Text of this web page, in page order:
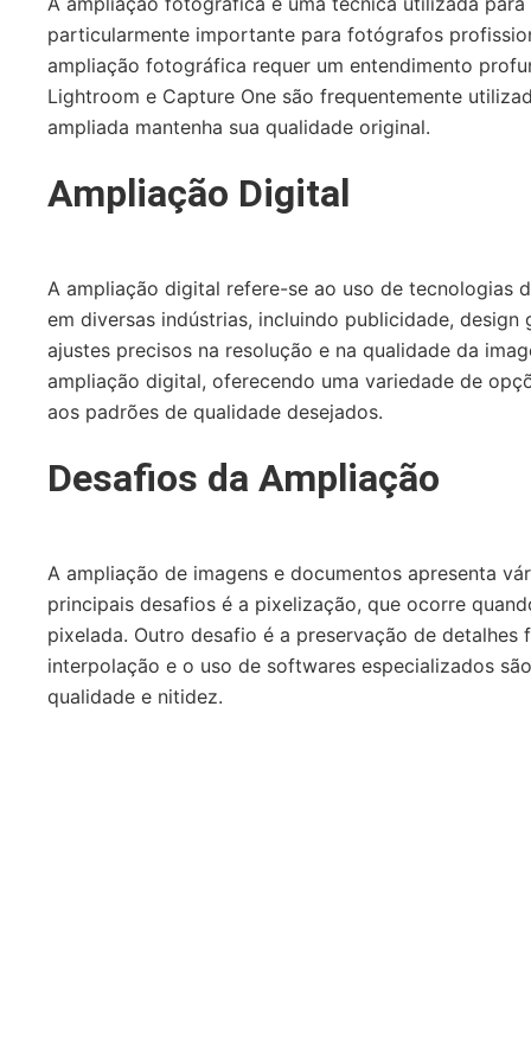
particularmente importante para fotógrafos
ampliação fotográfica requer um entendimento
Lightroom e Capture One são frequentemente
ampliada mantenha sua qualidade original.
Ampliação Digital
A ampliação digital refere-se ao uso de tecnologias
em diversas indústrias, incluindo publicidade,
ajustes precisos na resolução e na qualidade da
ampliação digital, oferecendo uma variedade de
aos padrões de qualidade desejados.
Desafios da Ampliação
A ampliação de imagens e documentos apresenta
principais desafios é a pixelização, que ocorre
pixelada. Outro desafio é a preservação de
interpolação e o uso de softwares especializados
qualidade e nitidez.